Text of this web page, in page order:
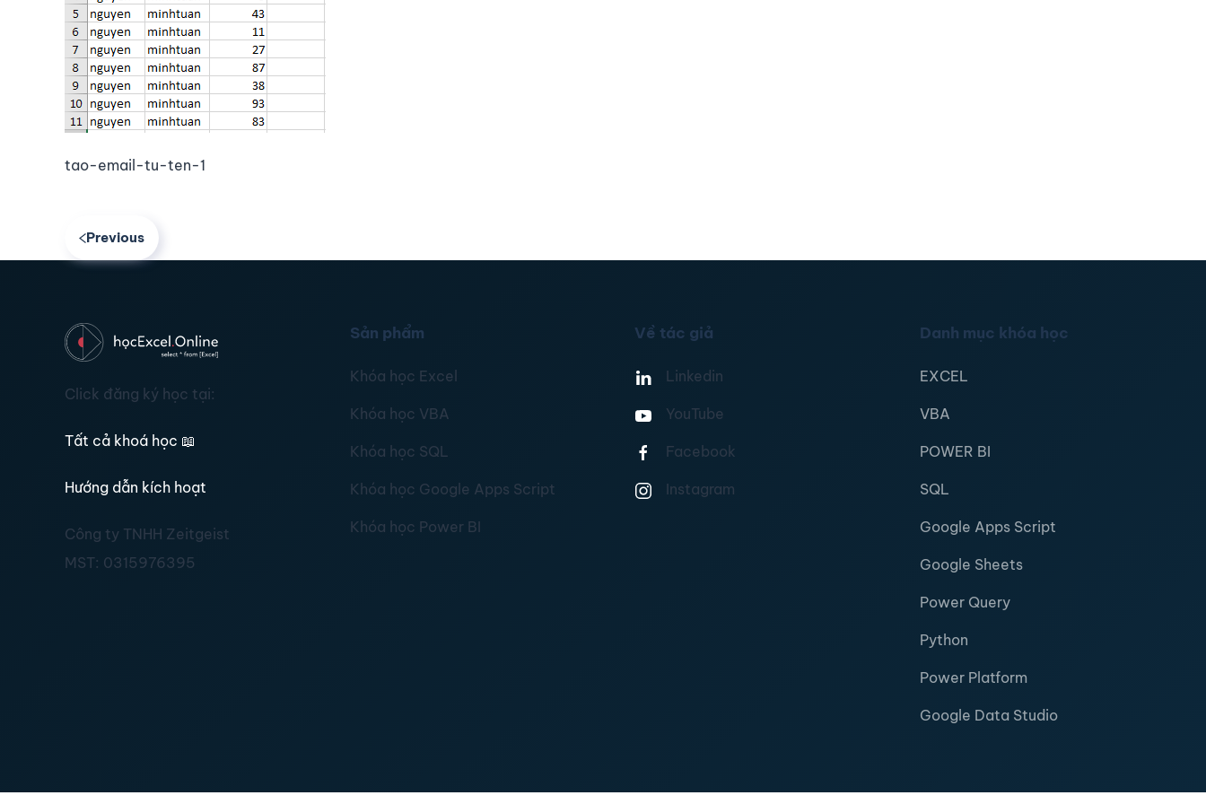
tao-email-tu-ten-1
Previous
Click đăng ký học tại:
Tất cả khoá học 📖
Hướng dẫn kích hoạt
Công ty TNHH Zeitgeist
MST: 0315976395
Sản phẩm
Khóa học Excel
Khóa học VBA
Khóa học SQL
Khóa học Google Apps Script
Khóa học Power BI
Về tác giả
Linkedin
YouTube
Facebook
Instagram
Danh mục khóa học
EXCEL
VBA
POWER BI
SQL
Google Apps Script
Google Sheets
Power Query
Python
Power Platform
Google Data Studio